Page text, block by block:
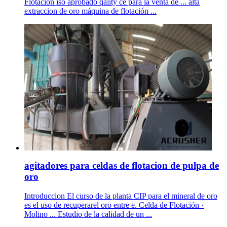
extraccion de oro máquina de flotación ...
agitadores para celdas de flotacion de pulpa de
oro
Introduccion El curso de la planta CIP para el mineral de oro
es el uso de recuperarel oro entre e. Celda de Flotación ·
Molino ... Estudio de la calidad de un ...